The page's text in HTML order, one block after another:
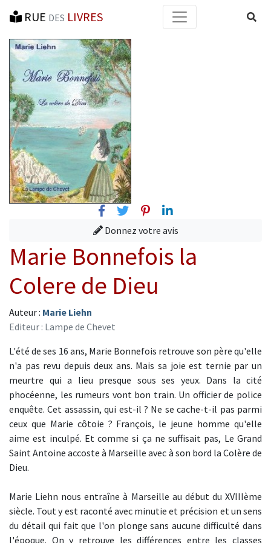
RUE DES LIVRES
FacebookTwitterPinterest
Linkedin
Donnez votre avis
Marie Bonnefois la
Colere de Dieu
Auteur : Marie Liehn
Editeur : Lampe de Chevet
L'été de ses 16 ans, Marie Bonnefois retrouve son père qu'elle
n'a pas revu depuis deux ans. Mais sa joie est ternie par un
meurtre qui a lieu presque sous ses yeux. Dans la cité
phocéenne, les rumeurs vont bon train. Un officier de police
enquête. Cet assassin, qui est-il ? Ne se cache-t-il pas parmi
ceux que Marie côtoie ? François, le jeune homme qu'elle
aime est inculpé. Et comme si ça ne suffisait pas, Le Grand
Saint Antoine accoste à Marseille avec à son bord la Colère de
Dieu.
Marie Liehn nous entraîne à Marseille au début du XVIIIème
siècle. Tout y est raconté avec minutie et précision et un sens
du détail qui fait que l'on plonge sans aucune difficulté dans
l'époque. On y retrouve les différences entre les classes